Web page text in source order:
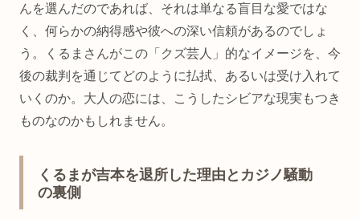
んを選んだのであれば、それは単なる盲目な愛ではな
く、何らかの納得感や彼への深い信頼があるのでしょ
う。くるまさんがこの「クズ芸人」的なイメージを、今
後の裁判を通じてどのように払拭、あるいは受け入れて
いくのか。大人の恋には、こうしたシビアな現実もつき
ものなのかもしれません。
くるまが吉本を退所した理由とカジノ騒動
の裏側